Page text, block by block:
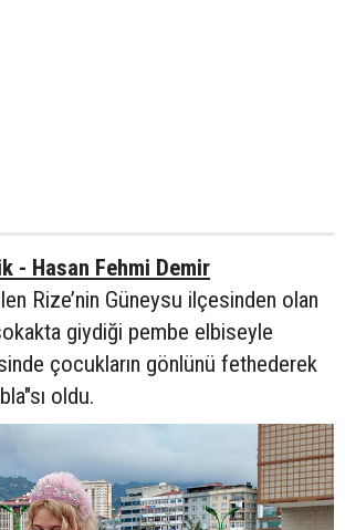
- Hasan Fehmi Demir
Rize’nin Güneysu ilçesinden olan
giydiği pembe elbiseyle
çocukların gönlünü fethederek
oldu.